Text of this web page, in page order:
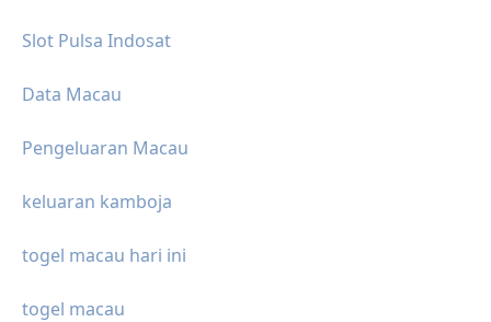
Slot Pulsa Indosat
Data Macau
Pengeluaran Macau
keluaran kamboja
togel macau hari ini
togel macau